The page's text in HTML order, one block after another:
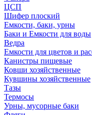
ЦСП
Шифер плоский
Емкости, баки, урны
Баки и Емкости для воды
Ведра
Емкости для цветов и
Канистры пищевые
Ковши хозяйственные
Кувшины хозяйственные
Тазы
Термосы
Урны, мусорные баки